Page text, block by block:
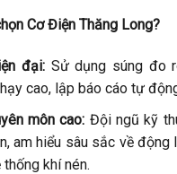
Cơ Điện Thăng Long?
đại:Sử dụng súng đo
cao, lập báo cáo tự
môn cao: Đội ngũ kỹ
am hiểu sâu sắc về
khí nén.